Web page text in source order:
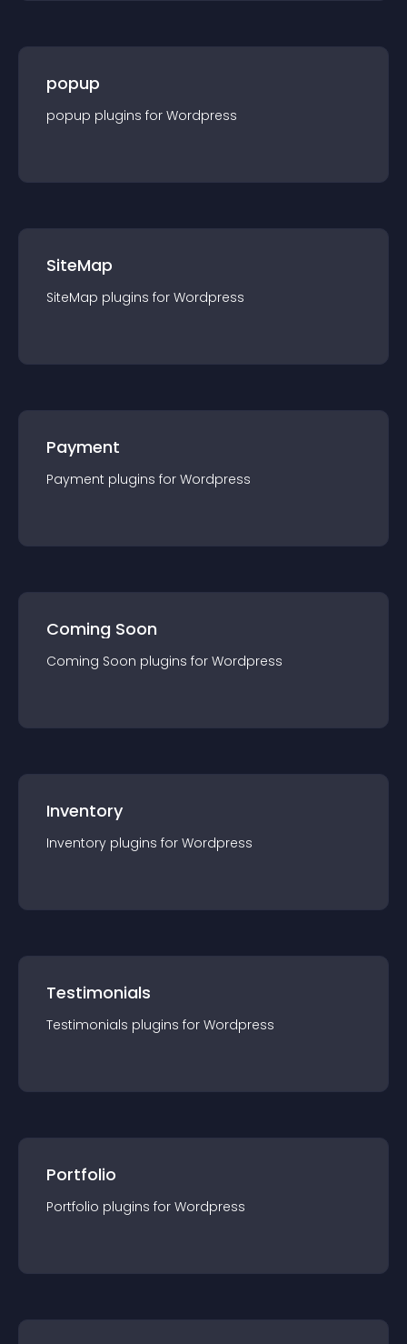
popup
popup plugins for Wordpress
SiteMap
SiteMap plugins for Wordpress
Payment
Payment plugins for Wordpress
Coming Soon
Coming Soon plugins for Wordpress
Inventory
Inventory plugins for Wordpress
Testimonials
Testimonials plugins for Wordpress
Portfolio
Portfolio plugins for Wordpress